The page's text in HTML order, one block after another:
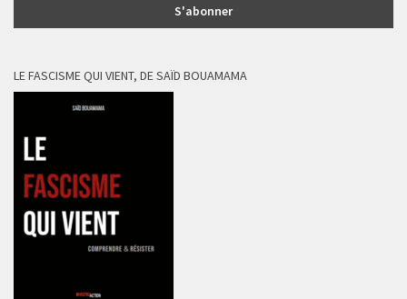
LE FASCISME QUI VIENT, DE SAÏD BOUAMAMA